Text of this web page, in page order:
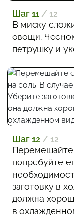
Шаг 11 / 12
В миску
овощи.
петрушку и
Шаг 12 / 12
Перемешайте
попробуйте
заготовку в
должна
в